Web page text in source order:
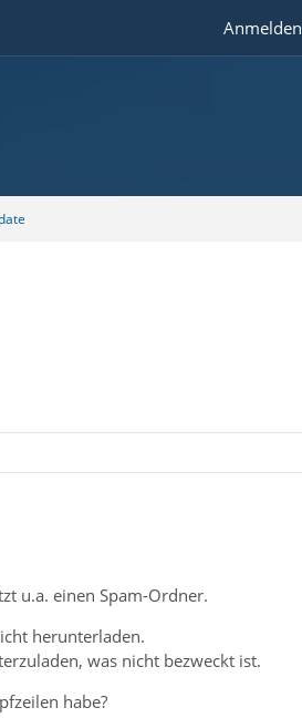
Anmelden
u.a. einen Spam-Ordner.
herunterladen.
was nicht bezweckt ist.
habe?